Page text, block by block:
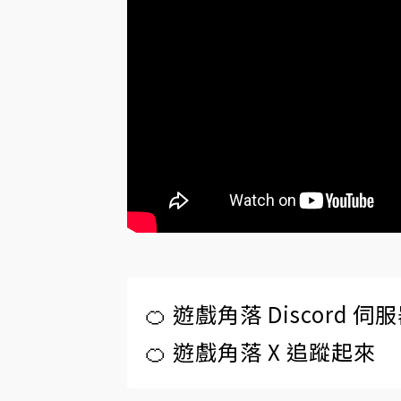
🍊 遊戲角落 Discord 伺服
🍊 遊戲角落 X 追蹤起來